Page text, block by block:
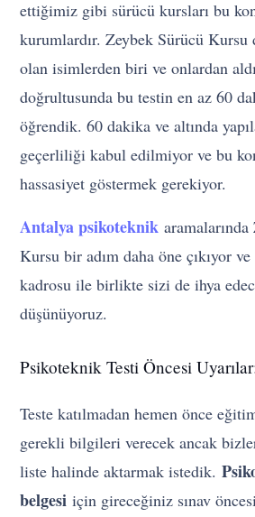
ettiğimiz gibi sürücü kursları bu
kurumlardır. Zeybek Sürücü Kursu
olan isimlerden biri ve onlardan
doğrultusunda bu testin en az 60
öğrendik. 60 dakika ve altında
geçerliliği kabul edilmiyor ve bu
hassasiyet göstermek gerekiyor.
Antalya psikoteknik
Kursu bir adım daha öne çıkıyor
kadrosu ile birlikte sizi de ihya
düşünüyoruz.
Psikoteknik Testi Öncesi
Teste katılmadan hemen önce
gerekli bilgileri verecek ancak
liste halinde aktarmak istedik.
belgesiiçin gireceğiniz sınav